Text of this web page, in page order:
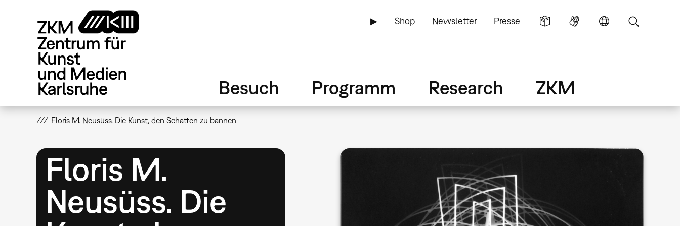
▶ Shop Newsletter Presse
Besuch Programm Research ZKM
Floris M. Neusüss. Die Kunst, den Schatten zu bannen
Floris M.
Neusüss. Die